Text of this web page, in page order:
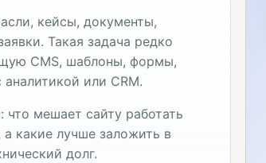
кейсы, документы,
Такая задача редко
CMS, шаблоны, формы,
или CRM.
мешает сайту работать
какие лучше заложить в
долг.